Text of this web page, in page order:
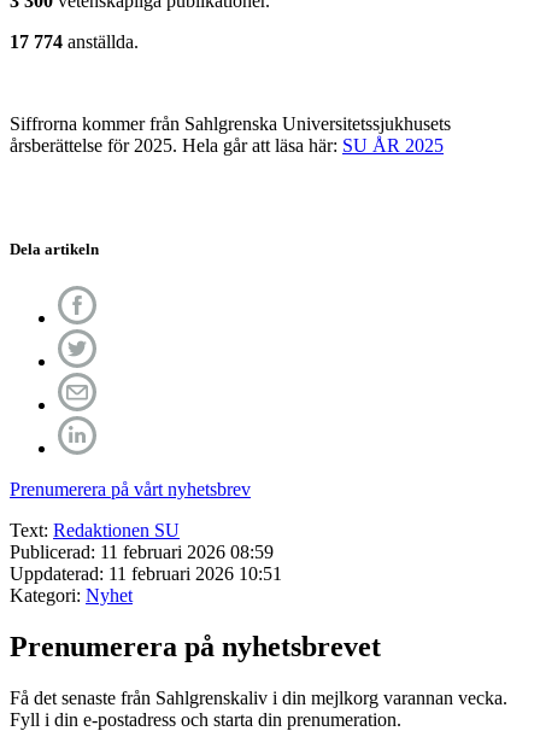
17 774 anställda.
Siffrorna kommer från Sahlgrenska Universitetssjukhusets
årsberättelse för 2025. Hela går att läsa här: SU ÅR 2025
Dela artikeln
Prenumerera på vårt nyhetsbrev
Text: Redaktionen SU
Publicerad: 11 februari 2026 08:59
Uppdaterad: 11 februari 2026 10:51
Kategori: Nyhet
Prenumerera på nyhetsbrevet
Få det senaste från Sahlgrenskaliv i din mejlkorg varannan vecka.
Fyll i din e-postadress och starta din prenumeration.